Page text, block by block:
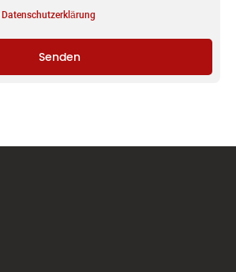
Datenschutzerklärung
Senden